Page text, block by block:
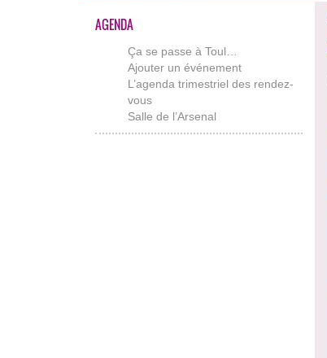
AGENDA
Ça se passe à Toul…
Ajouter un événement
L’agenda trimestriel des rendez-
vous
Salle de l’Arsenal